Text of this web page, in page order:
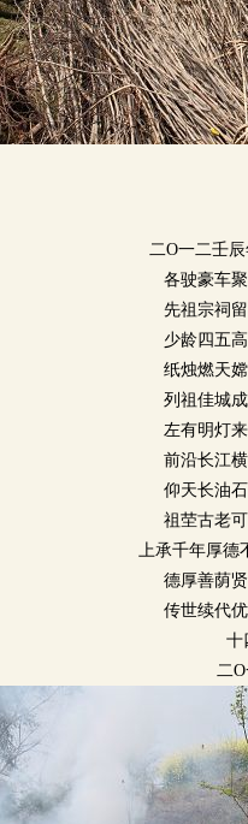
二O一二壬
各驶豪车
先祖宗祠
少龄四五
纸烛燃天
列祖佳城
左有明灯
前沿长江
仰天长油
祖茔古老
上承千年厚德
德厚善荫
传世续代
十
二